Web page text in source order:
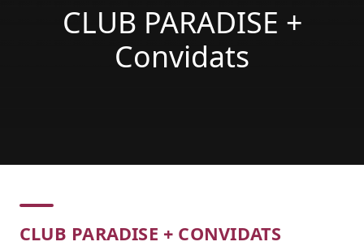
CLUB PARADISE +
Convidats
Concert
CLUB PARADISE + CONVIDATS